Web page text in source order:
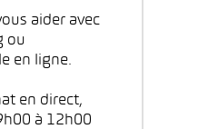
aider avec
ou
en ligne.
en direct,
à 12h00